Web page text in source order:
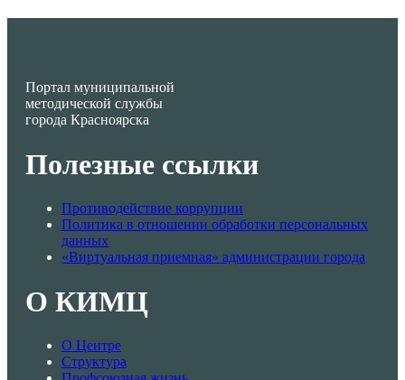
Портал муниципальной
методической службы
города Красноярска
Полезные ссылки
Противодействие коррупции
Политика в отношении обработки персональных
данных
«Виртуальная приемная» администрации города
О КИМЦ
О Центре
Структура